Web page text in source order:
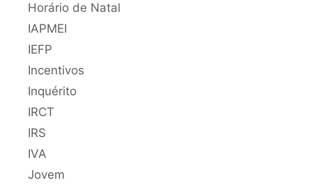
Horário de Natal
IAPMEI
IEFP
Incentivos
Inquérito
IRCT
IRS
IVA
Jovem